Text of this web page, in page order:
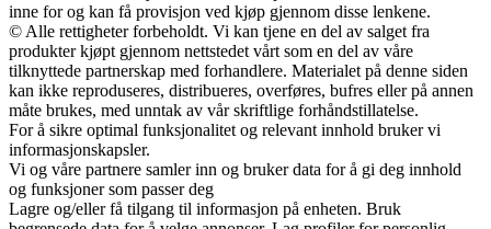
inne for og kan få provisjon ved kjøp gjennom disse lenkene.
© Alle rettigheter forbeholdt. Vi kan tjene en del av salget fra
produkter kjøpt gjennom nettstedet vårt som en del av våre
tilknyttede partnerskap med forhandlere. Materialet på denne siden
kan ikke reproduseres, distribueres, overføres, bufres eller på annen
måte brukes, med unntak av vår skriftlige forhåndstillatelse.
For å sikre optimal funksjonalitet og relevant innhold bruker vi
informasjonskapsler.
Vi og våre partnere samler inn og bruker data for å gi deg innhold
og funksjoner som passer deg
Lagre og/eller få tilgang til informasjon på enheten. Bruk